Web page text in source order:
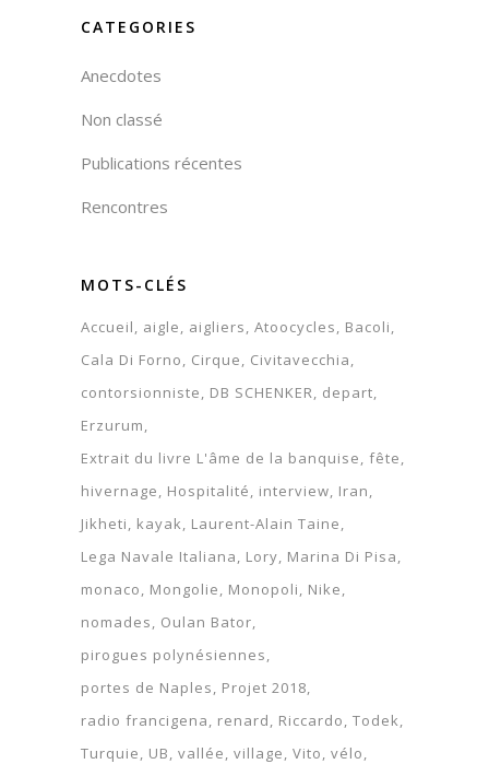
CATEGORIES
Anecdotes
Non classé
Publications récentes
Rencontres
MOTS-CLÉS
Accueil aigle aigliers Atoocycles
Bacoli
Cala Di Forno
Cirque
Civitavecchia
contorsionniste
DB SCHENKER depart
Erzurum
Extrait du livre L'âme de la banquise fête
hivernage
Hospitalité interview Iran
Jikheti
kayak Laurent-Alain Taine
Lega Navale Italiana
Lory Marina Di Pisa
monaco
Mongolie Monopoli
Nike
nomades
Oulan Bator
pirogues polynésiennes
portes de Naples
Projet 2018
radio francigena
renard Riccardo Todek
Turquie
UB vallée village Vito vélo